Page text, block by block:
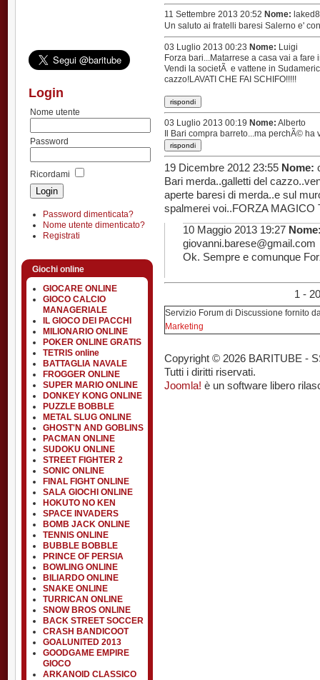
Login
Nome utente
Password
Ricordami
Password dimenticata?
Nome utente dimenticato?
Registrati
Giochi online
GIOCARE ONLINE
GIOCO CALCIO
MANAGERIALE
IL GIOCO DEI PACCHI
MILIONARIO ONLINE
POKER ONLINE GRATIS
TETRIS online
BATTAGLIA NAVALE
FROGGER ONLINE
SUPER MARIO ONLINE
DONKEY KONG ONLINE
PUZZLE BOBBLE
METAL SLUG ONLINE
GHOST'N AND GOBLINS
PACMAN ONLINE
SUDOKU ONLINE
STREET FIGHTER 2
SONIC ONLINE
FINAL FIGHT ONLINE
SALA GIOCHI ONLINE
HOKUTO NO KEN
SPACE INVADERS
BOMB JACK ONLINE
TENNIS ONLINE
BUBBLE BOBBLE
PRINCE OF PERSIA
BOWLING ONLINE
BILIARDO ONLINE
SNAKE ONLINE
TURRICAN ONLINE
SNOW BROS ONLINE
BACK STREET SOCCER
CRASH BANDICOOT
GOALUNITED 2013
GOODGAME EMPIRE
GIOCO
ARKANOID CLASSICO
11 Settembre 2013 20:52 Nome:
Un saluto ai fratelli baresi Salerno e'
03 Luglio 2013 00:23 Nome: Luigi
Forza bari...Matarrese a casa vai a fare
Vendi la societÃ e vattene in
cazzo!LAVATI CHE FAI SCHIFO!!!!!
03 Luglio 2013 00:19 Nome: Alberto
Il Bari compra barreto...ma perchÃ©
19 Dicembre 2012 23:55 Nome:
Bari merda..galletti del
aperte baresi di merda..e sul
spalmerei voi..FORZA MAGICO
10 Maggio 2013 19:27
giovanni.barese@gmail.com
Ok. Sempre e comunque
1 -
Servizio Forum di Discussione fornito
Marketing
Copyright © 2026 BARITUBE -
Tutti i diritti riservati.
Joomla! è un software libero